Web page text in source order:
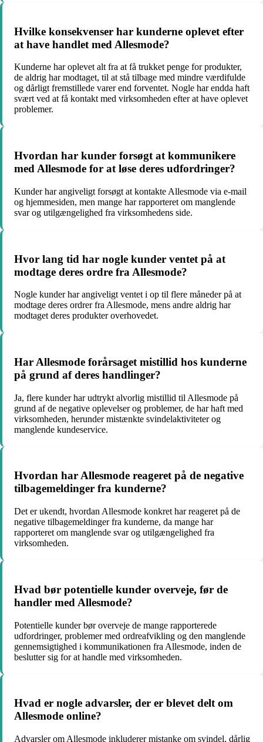
Hvilke konsekvenser har kunderne oplevet efter
at have handlet med Allesmode?
Kunderne har oplevet alt fra at få trukket penge for produkter,
de aldrig har modtaget, til at stå tilbage med mindre værdifulde
og dårligt fremstillede varer end forventet. Nogle har endda haft
svært ved at få kontakt med virksomheden efter at have oplevet
problemer.
Hvordan har kunder forsøgt at kommunikere
med Allesmode for at løse deres udfordringer?
Kunder har angiveligt forsøgt at kontakte Allesmode via e-mail
og hjemmesiden, men mange har rapporteret om manglende
svar og utilgængelighed fra virksomhedens side.
Hvor lang tid har nogle kunder ventet på at
modtage deres ordre fra Allesmode?
Nogle kunder har angiveligt ventet i op til flere måneder på at
modtage deres ordrer fra Allesmode, mens andre aldrig har
modtaget deres produkter overhovedet.
Har Allesmode forårsaget mistillid hos kunderne
på grund af deres handlinger?
Ja, flere kunder har udtrykt alvorlig mistillid til Allesmode på
grund af de negative oplevelser og problemer, de har haft med
virksomheden, herunder mistænkte svindelaktiviteter og
manglende kundeservice.
Hvordan har Allesmode reageret på de negative
tilbagemeldinger fra kunderne?
Det er ukendt, hvordan Allesmode konkret har reageret på de
negative tilbagemeldinger fra kunderne, da mange har
rapporteret om manglende svar og utilgængelighed fra
virksomheden.
Hvad bør potentielle kunder overveje, før de
handler med Allesmode?
Potentielle kunder bør overveje de mange rapporterede
udfordringer, problemer med ordreafvikling og den manglende
gennemsigtighed i kommunikationen fra Allesmode, inden de
beslutter sig for at handle med virksomheden.
Hvad er nogle advarsler, der er blevet delt om
Allesmode online?
Advarsler om Allesmode inkluderer mistanke om svindel, dårlig